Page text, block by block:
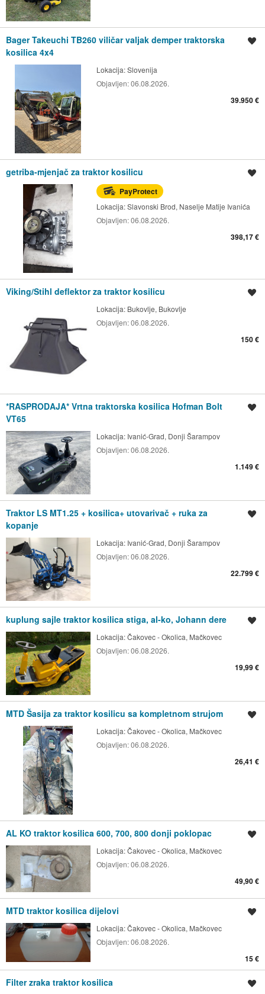
Bager Takeuchi TB260 viličar valjak demper traktorska
kosilica 4x4
Lokacija:Slovenija
Objavljen:06.08.2026.
39.950 €
getriba-mjenjač za traktor kosilicu
PayProtect
Lokacija:Slavonski Brod, Naselje Matije Ivanića
Objavljen:06.08.2026.
398,17 €
Viking/Stihl deflektor za traktor kosilicu
Lokacija: Bukovlje, Bukovlje
Objavljen:06.08.2026.
150 €
*RASPRODAJA* Vrtna traktorska kosilica Hofman Bolt
VT65
Lokacija: Ivanić-Grad, Donji Šarampov
Objavljen:06.08.2026.
1.149 €
Traktor LS MT1.25 + kosilica+ utovarivač + ruka za
kopanje
Lokacija: Ivanić-Grad, Donji Šarampov
Objavljen:06.08.2026.
22.799 €
kuplung sajle traktor kosilica stiga, al-ko, Johann dere
Lokacija:Čakovec - Okolica, Mačkovec
Objavljen:06.08.2026.
19,99 €
MTD Šasija za traktor kosilicu sa kompletnom strujom
Lokacija:Čakovec - Okolica, Mačkovec
Objavljen:06.08.2026.
26,41 €
AL KO traktor kosilica 600, 700, 800 donji poklopac
Lokacija:Čakovec - Okolica, Mačkovec
Objavljen:06.08.2026.
49,90 €
MTD traktor kosilica dijelovi
Lokacija:Čakovec - Okolica, Mačkovec
Objavljen:06.08.2026.
15 €
Filter zraka traktor kosilica